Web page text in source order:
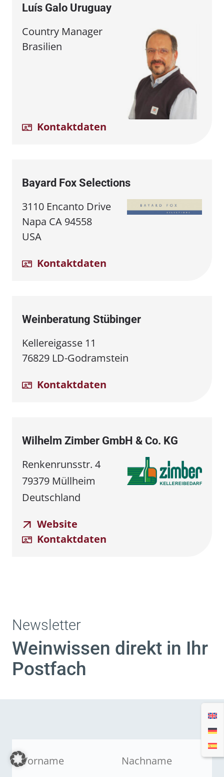
Luís Galo Uruguay
Country Manager
Brasilien
Kontaktdaten
Bayard Fox Selections
3110 Encanto Drive
Napa CA 94558
USA
Kontaktdaten
Weinberatung Stübinger
Kellereigasse 11
76829 LD-Godramstein
Kontaktdaten
Wilhelm Zimber GmbH & Co. KG
Renkenrunsstr. 4
79379 Müllheim
Deutschland
Website
Kontaktdaten
Newsletter
Weinwissen direkt in Ihr
Postfach